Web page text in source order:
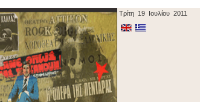
Τρίτη 19 Ιουλίου 2011